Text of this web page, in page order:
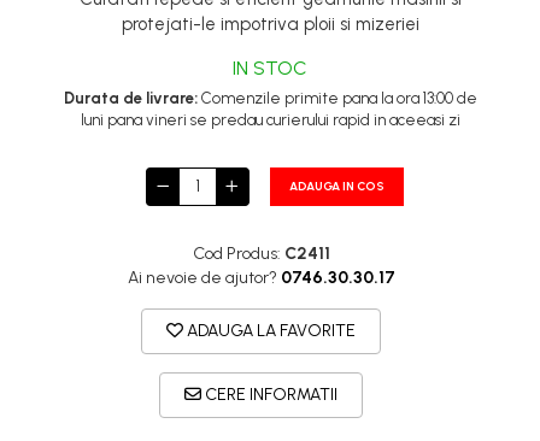
protejati-le impotriva ploii si mizeriei
IN STOC
Durata de livrare:Comenzile primite pana la ora 13:00 de
luni pana vineri se predau curierului rapid in aceeasi zi
ADAUGA IN COS
Cod Produs: C2411
Ai nevoie de ajutor? 0746.30.30.17
ADAUGA LA FAVORITE
CERE INFORMATII